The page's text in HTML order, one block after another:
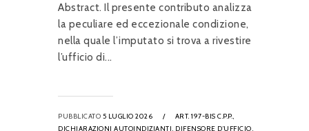
Abstract. Il presente contributo analizza
la peculiare ed eccezionale condizione,
nella quale l’imputato si trova a rivestire
l’ufficio di...
PUBBLICATO 5 LUGLIO 2026 /
ART. 197-BIS C.P.P.,
DICHIARAZIONI AUTOINDIZIANTI, DIFENSORE D’UFFICIO,